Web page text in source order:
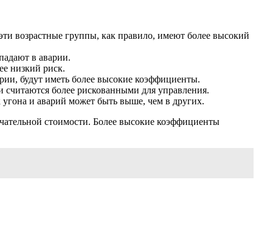
возрастные группы, как правило, имеют более высокий
в аварии.
низкий риск.
будут иметь более высокие коэффициенты.
более рискованными для управления.
и аварий может быть выше, чем в других.
стоимости. Более высокие коэффициенты